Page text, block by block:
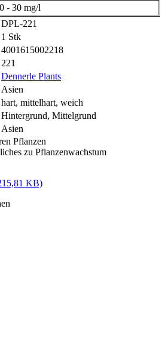
- 30 mg/l
DPL-221
1 Stk
4001615002218
221
Dennerle Plants
Asien
hart, mittelhart, weich
Hintergrund, Mittelgrund
Asien
Pflanzen
zu Pflanzenwachstum
KB)